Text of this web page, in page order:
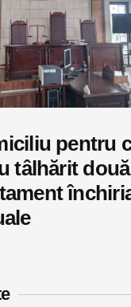
pentru
tâlhărit